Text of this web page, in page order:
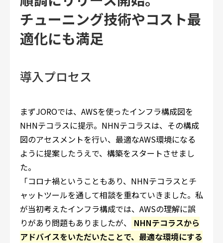
チューニング技術やコスト最
適化にも満足
導入プロセス
まずJOROでは、AWSを使ったインフラ構成図を
NHNテコラスに提示。NHNテコラスは、その構成
図のアセスメントを行い、最適なAWS環境になる
ように提案したうえで、構築をスタートさせまし
た。
「コロナ禍ということもあり、NHNテコラスとチ
ャットツールを通して相談を重ねていきました。私
が当初考えたインフラ構成では、AWSの理解に誤
りがあり問題もありましたが、
NHNテコラスから
アドバイスをいただいたことで、最適な環境にする